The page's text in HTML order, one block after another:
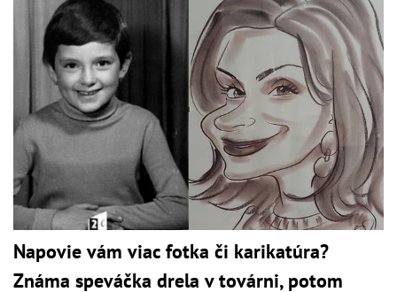
Napovie vám viac fotka či karikatúra?
Známa speváčka drela v továrni, potom